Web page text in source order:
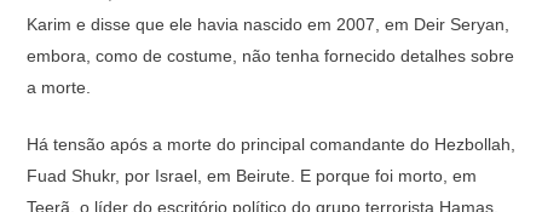
Karim e disse que ele havia nascido em 2007, em Deir Seryan,
embora, como de costume, não tenha fornecido detalhes sobre
a morte.
Há tensão após a morte do principal comandante do Hezbollah,
Fuad Shukr, por Israel, em Beirute. E porque foi morto, em
Teerã, o líder do escritório político do grupo terrorista Hamas,